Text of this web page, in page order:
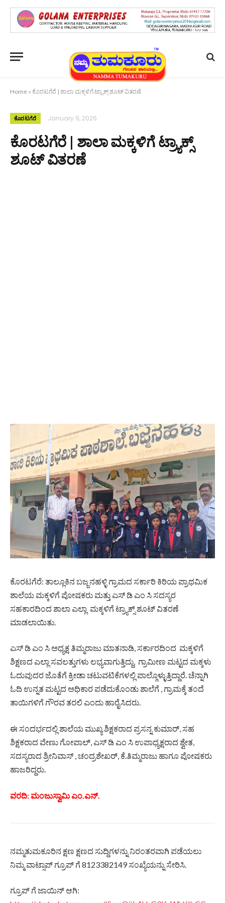
Home » ಕೊರಟಗೆರೆ | ಶಾಲಾ ಮಕ್ಕಳಿಗೆ ಟ್ರ್ಯಾಕ್ಸ್ ಶೂಟ್ ವಿತರಣೆ
ಕೊರಟಗೆರೆ January 9, 2026
ಕೊರಟಗೆರೆ | ಶಾಲಾ ಮಕ್ಕಳಿಗೆ ಟ್ರ್ಯಾಕ್ಸ್
ಶೂಟ್ ವಿತರಣೆ
ಕೊರಟಗೆರೆ: ತಾಲ್ಲೂಕಿನ ಬಜ್ಜನಹಳ್ಳಿ ಗ್ರಾಮದ ಸರ್ಕಾರಿ ಕಿರಿಯ ಪ್ರಾಥಮಿಕ
ಶಾಲೆಯ ಮಕ್ಕಳಿಗೆ ಪೋಷಕರು ಮತ್ತು ಎಸ್ ಡಿ ಎಂ ಸಿ ಸದಸ್ಯರ
ಸಹಕಾರದಿಂದ ಶಾಲಾ ಎಲ್ಲಾ ಮಕ್ಕಳಿಗೆ ಟ್ರ್ಯಾಕ್ಸ್ ಶೂಟ್ ವಿತರಣೆ
ಮಾಡಲಾಯಿತು.
ಎಸ್ ಡಿ ಎಂ ಸಿ ಅಧ್ಯಕ್ಷ ತಿಮ್ಮರಾಜು ಮಾತನಾಡಿ, ಸರ್ಕಾರದಿಂದ ಮಕ್ಕಳಿಗೆ
ಶಿಕ್ಷಣದ ಎಲ್ಲಾ ಸವಲತ್ತುಗಳು ಲಭ್ಯವಾಗುತ್ತಿದ್ದು, ಗ್ರಾಮೀಣ ಮಟ್ಟದ ಮಕ್ಕಳು
ಓದುವುದರ ಜೊತೆಗೆ ಕ್ರೀಡಾ ಚಟುವಟಿಕೆಗಳಲ್ಲಿ ಪಾಲ್ಗೊಳ್ಳುತ್ತಿದ್ದಾರೆ. ಚೆನ್ನಾಗಿ
ಓದಿ ಉನ್ನತ ಮಟ್ಟದ ಅಧಿಕಾರ ಪಡೆದುಕೊಂಡು ಶಾಲೆಗೆ , ಗ್ರಾಮಕ್ಕೆ ತಂದೆ
ತಾಯಿಗಳಿಗೆ ಗೌರವ ತರಲಿ ಎಂದು ಹಾರೈಸಿದರು.
ಈ ಸಂದರ್ಭದಲ್ಲಿ ಶಾಲೆಯ ಮುಖ್ಯ ಶಿಕ್ಷಕರಾದ ಪ್ರಸನ್ನ ಕುಮಾರ್, ಸಹ
ಶಿಕ್ಷಕರಾದ ವೇಣು ಗೋಪಾಲ್, ಎಸ್ ಡಿ ಎಂ ಸಿ ಉಪಾಧ್ಯಕ್ಷರಾದ ಶ್ವೇತ,
ಸದಸ್ಯರಾದ ಶ್ರೀನಿವಾಸ್ , ಚಂದ್ರಶೇಖರ್, ಕೆ.ತಿಮ್ಮರಾಜು ಹಾಗೂ ಪೋಷಕರು
ಹಾಜರಿದ್ದರು.
ವರದಿ: ಮಂಜುಸ್ವಾಮಿ ಎಂ.ಎನ್.
ನಮ್ಮತುಮಕೂರಿನ ಕ್ಷಣ ಕ್ಷಣದ ಸುದ್ದಿಗಳನ್ನು ನಿರಂತರವಾಗಿ ಪಡೆಯಲು
ನಿಮ್ಮ ವಾಟ್ಸಾಪ್ ಗ್ರೂಪ್ ಗೆ 8123382149 ಸಂಖ್ಯೆಯನ್ನು ಸೇರಿಸಿ.
ಗ್ರೂಪ್ ಗೆ ಜಾಯಿನ್ ಆಗಿ: